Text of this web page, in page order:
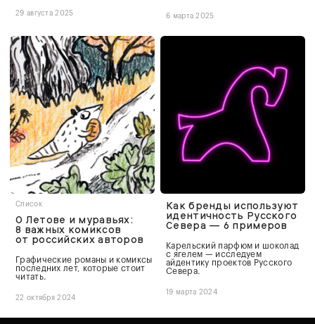
29 августа 2025 6 марта 2025
Список
О Летове и муравьях:
8 важных комиксов
от российских авторов
Графические романы и комиксы
последних лет, которые стоит
читать.
22 октября 2024
Как бренды используют
идентичность Русского
Севера — 6 примеров
Карельский парфюм и шоколад
с ягелем — исследуем
айдентику проектов Русского
Севера.
19 марта 2024